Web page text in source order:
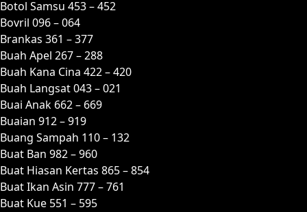
Botol Samsu 453 – 452
Bovril 096 – 064
Brankas 361 – 377
Buah Apel 267 – 288
Buah Kana Cina 422 – 420
Buah Langsat 043 – 021
Buai Anak 662 – 669
Buaian 912 – 919
Buang Sampah 110 – 132
Buat Ban 982 – 960
Buat Hiasan Kertas 865 – 854
Buat Ikan Asin 777 – 761
Buat Kue 551 – 595